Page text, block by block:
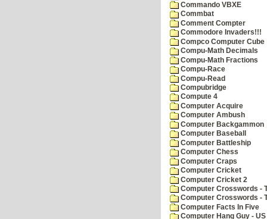
Commando VBXE
Commbat
Comment Compter
Commodore Invaders!!!
Compco Computer Cube
Compu-Math Decimals
Compu-Math Fractions
Compu-Race
Compu-Read
Compubridge
Compute 4
Computer Acquire
Computer Ambush
Computer Backgammon
Computer Baseball
Computer Battleship
Computer Chess
Computer Craps
Computer Cricket
Computer Cricket 2
Computer Crosswords -
Computer Crosswords -
Computer Facts In Five
Computer Hang Guy -